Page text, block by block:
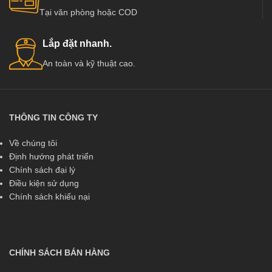
Tại văn phòng hoặc COD
Lắp đặt nhanh.
An toàn và kỹ thuật cao.
THÔNG TIN CÔNG TY
Về chúng tôi
Định hướng phát triển
Chính sách đại lý
Điều kiện sử dụng
Chính sách khiếu nại
CHÍNH SÁCH BÁN HÀNG